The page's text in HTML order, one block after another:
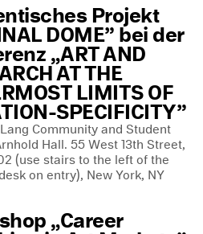
Projekt
DOME” bei der
„ART AND
AT THE
LIMITS OF
SPECIFICITY”
Community and Student
Hall. 55 West 13th Street,
(use stairs to the left of the
on entry), New York, NY
„Career